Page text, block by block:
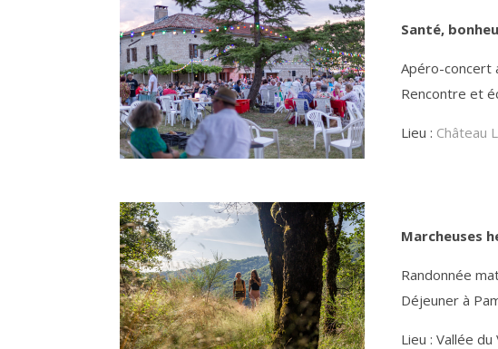
Santé,
Apéro-concert
Rencontre et
Lieu : Château
Marcheuses
Randonnée
Déjeuner à
Lieu : Vallée du